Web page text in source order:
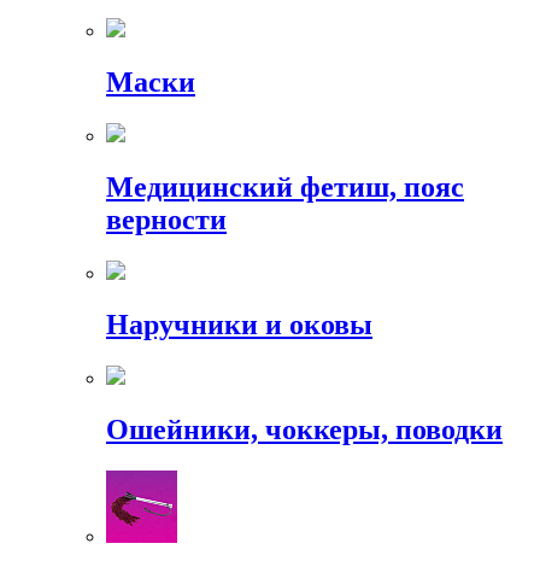
Маски
Медицинский фетиш, пояс
верности
Наручники и оковы
Ошейники, чоккеры, поводки